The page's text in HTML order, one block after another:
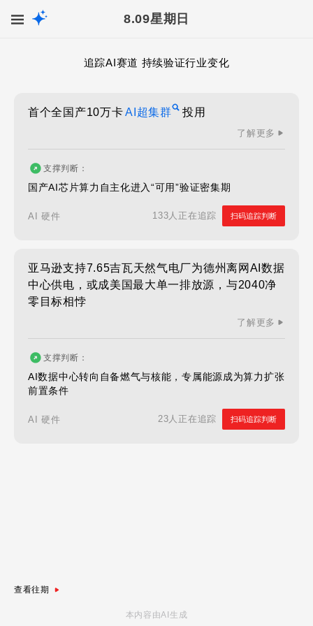
8.09星期日
追踪AI赛道 持续验证行业变化
首个全国产10万卡AI超集群 投用
了解更多
支撑判断：
国产AI芯片算力自主化进入“可用”验证密集期
AI 硬件 133人正在追踪 扫码追踪判断
亚马逊支持7.65吉瓦天然气电厂为德州离网AI数据
中心供电，或成美国最大单一排放源，与2040净
零目标相悖
了解更多
支撑判断：
AI数据中心转向自备燃气与核能，专属能源成为算力扩张
前置条件
AI 硬件 23人正在追踪 扫码追踪判断
查看往期
本内容由AI生成